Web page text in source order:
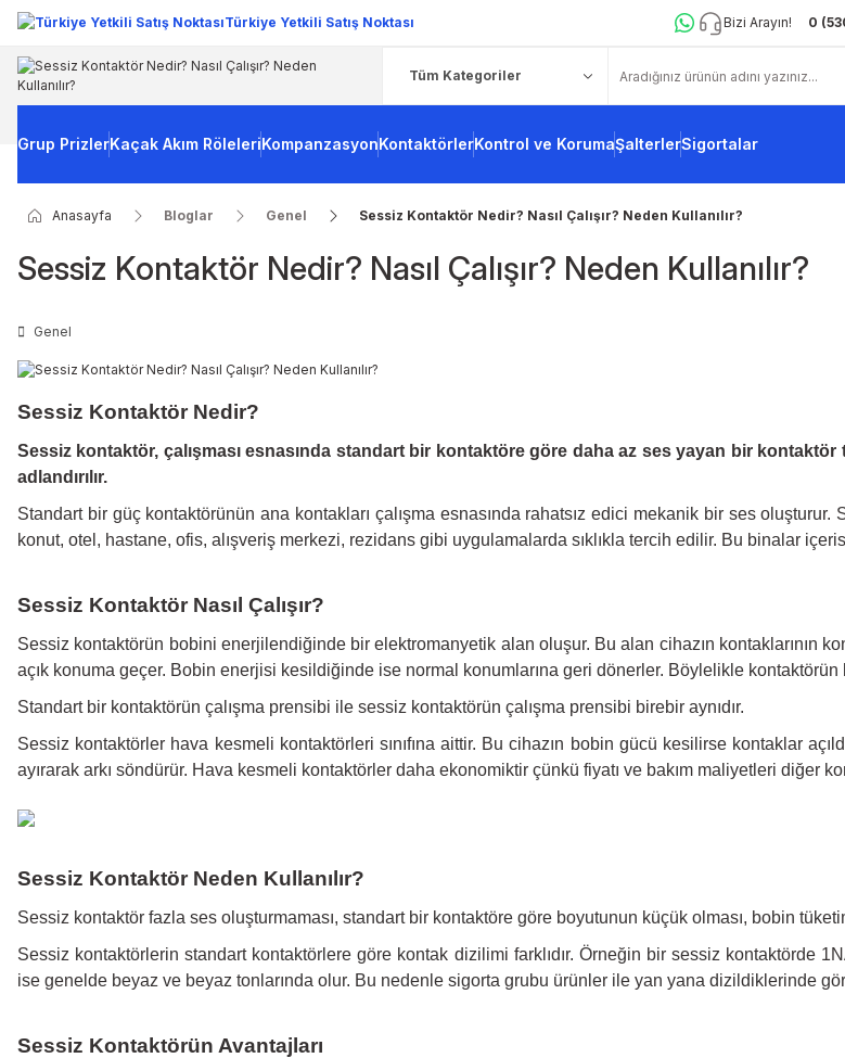
Türkiye Yetkili Satış Noktası Bizi Arayın! 0
Grup PrizlerKaçak Akım RöleleriKompanzasyonKontaktörlerKontrol ve KorumaŞalterlerSigortalar
Anasayfa Bloglar Genel Sessiz Kontaktör Nedir? Nasıl Çalışır? Neden Kullanılır?
Sessiz Kontaktör Nedir? Nasıl Çalışır? Neden Kullanılır?
Genel
Sessiz Kontaktör Nedir?
Sessiz kontaktör, çalışması esnasında standart bir kontaktöre göre daha az ses yayan bir
adlandırılır.
Standart bir güç kontaktörünün ana kontakları çalışma esnasında rahatsız edici mekanik bir ses
konut, otel, hastane, ofis, alışveriş merkezi, rezidans gibi uygulamalarda sıklıkla tercih edilir. Bu binalar
Sessiz Kontaktör Nasıl Çalışır?
Sessiz kontaktörün bobini enerjilendiğinde bir elektromanyetik alan oluşur. Bu alan cihazın kontaklarının
açık konuma geçer. Bobin enerjisi kesildiğinde ise normal konumlarına geri dönerler. Böylelikle
Standart bir kontaktörün çalışma prensibi ile sessiz kontaktörün çalışma prensibi birebir aynıdır.
Sessiz kontaktörler hava kesmeli kontaktörleri sınıfına aittir. Bu cihazın bobin gücü kesilirse kontaklar
ayırarak arkı söndürür. Hava kesmeli kontaktörler daha ekonomiktir çünkü fiyatı ve bakım maliyetleri diğer
Sessiz Kontaktör Neden Kullanılır?
Sessiz kontaktör fazla ses oluşturmaması, standart bir kontaktöre göre boyutunun küçük olması, bobin
Sessiz kontaktörlerin standart kontaktörlere göre kontak dizilimi farklıdır. Örneğin bir sessiz kontaktörde
ise genelde beyaz ve beyaz tonlarında olur. Bu nedenle sigorta grubu ürünler ile yan yana dizildiklerinde
Sessiz Kontaktörün Avantajları